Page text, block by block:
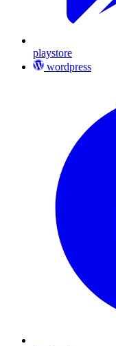
playstore
wordpress